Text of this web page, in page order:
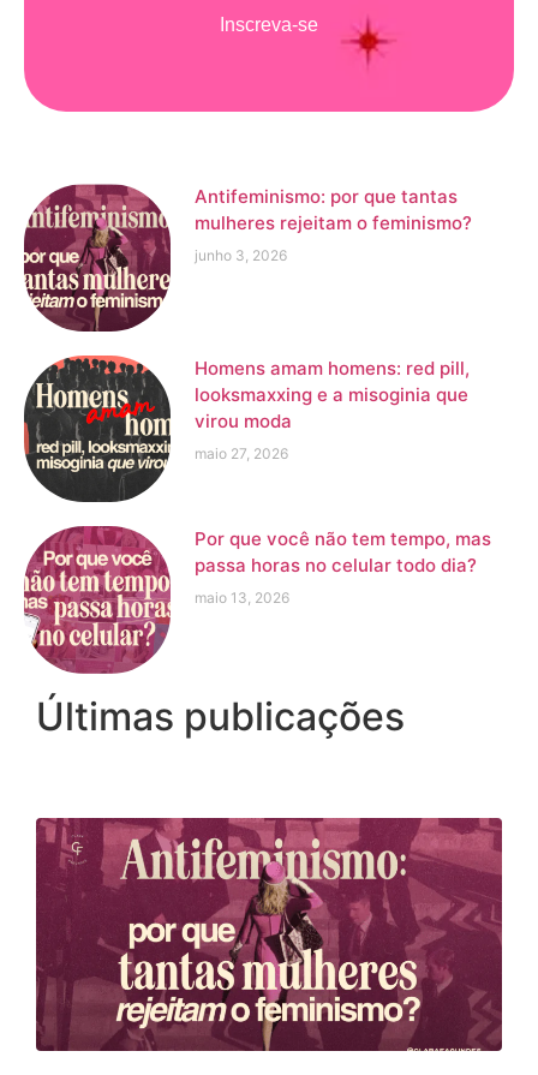
Inscreva-se
Antifeminismo: por que tantas
mulheres rejeitam o feminismo?
junho 3, 2026
Homens amam homens: red pill,
looksmaxxing e a misoginia que
virou moda
maio 27, 2026
Por que você não tem tempo, mas
passa horas no celular todo dia?
maio 13, 2026
Últimas publicações